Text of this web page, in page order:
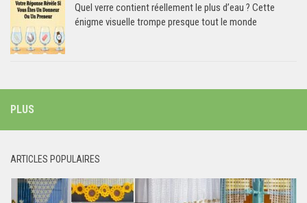
Quel verre contient réellement le plus d’eau ? Cette
énigme visuelle trompe presque tout le monde
PLUS
ARTICLES POPULAIRES